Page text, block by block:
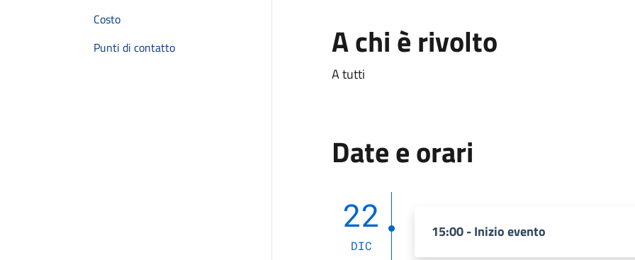
Costo
Punti di contatto
A chi è rivolto
A tutti
Date e orari
22
DIC
15:00 - Inizio evento